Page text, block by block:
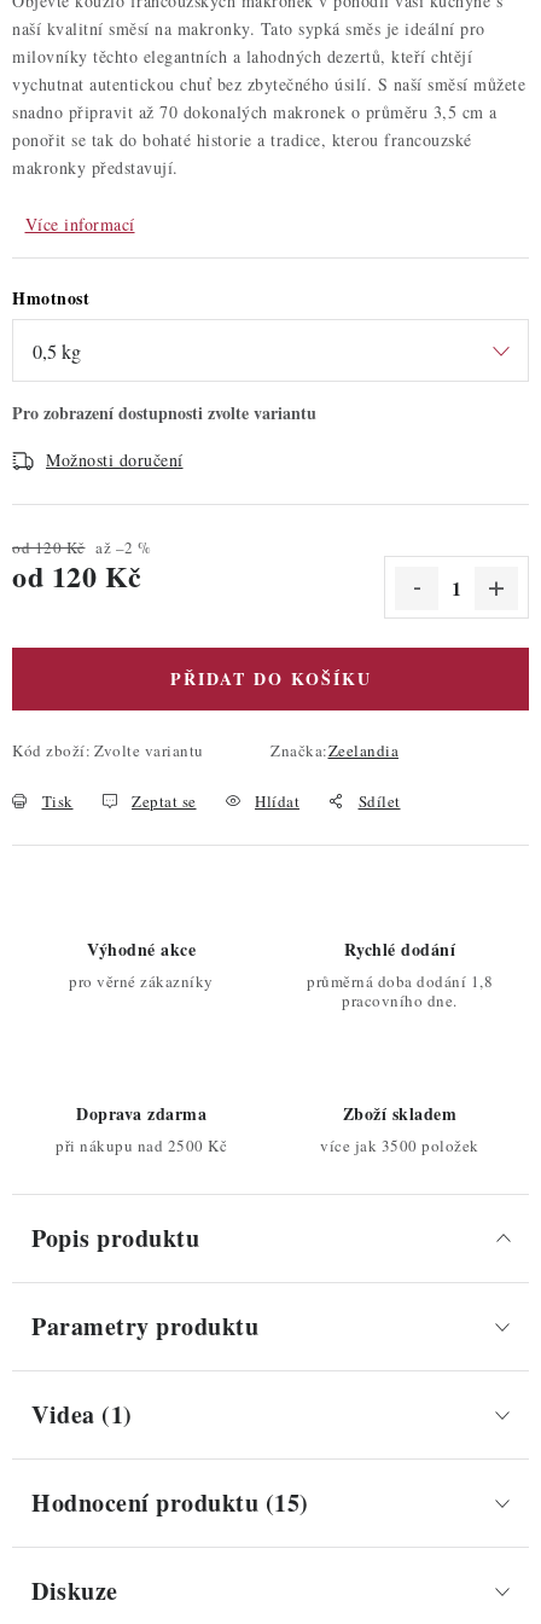
naší kvalitní směsí na makronky. Tato sypká směs je ideální pro
milovníky těchto elegantních a lahodných dezertů, kteří chtějí
vychutnat autentickou chuť bez zbytečného úsilí. S naší směsí můžete
snadno připravit až 70 dokonalých makronek o průměru 3,5 cm a
ponořit se tak do bohaté historie a tradice, kterou francouzské
makronky představují.
Více informací
Hmotnost
Možnosti doručení
od 120 Kč až –2 %
od 120 Kč
PŘIDAT DO KOŠÍKU
Kód zboží: Zvolte variantu Značka:Zeelandia
Tisk Zeptat se Hlídat Sdílet
Výhodné akce
pro věrné zákazníky
Rychlé dodání
průměrná doba dodání 1,8
pracovního dne.
Doprava zdarma
při nákupu nad 2500 Kč
Zboží skladem
více jak 3500 položek
Popis produktu
Parametry produktu
Videa (1)
Hodnocení produktu (15)
Diskuze